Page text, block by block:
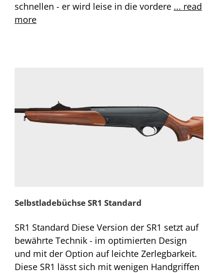
schnellen - er wird leise in die vordere ... read
more
Selbstladebüchse SR1 Standard
SR1 Standard Diese Version der SR1 setzt auf
bewährte Technik - im optimierten Design
und mit der Option auf leichte Zerlegbarkeit.
Diese SR1 lässt sich mit wenigen Handgriffen